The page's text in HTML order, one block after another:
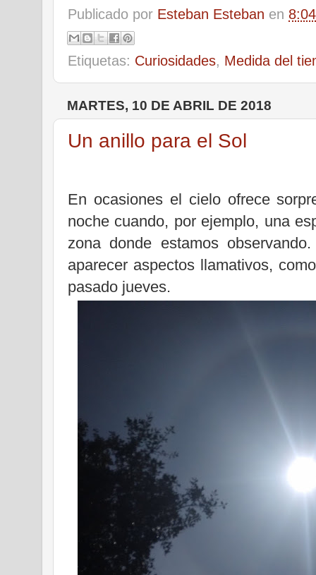
Publicado por Esteban Esteban en 8:04
Etiquetas: Curiosidades, Medida del
MARTES, 10 DE ABRIL DE 2018
Un anillo para el Sol
En ocasiones el cielo ofrece
noche cuando, por ejemplo, una
zona donde estamos
aparecer aspectos llamativos,
pasado jueves.